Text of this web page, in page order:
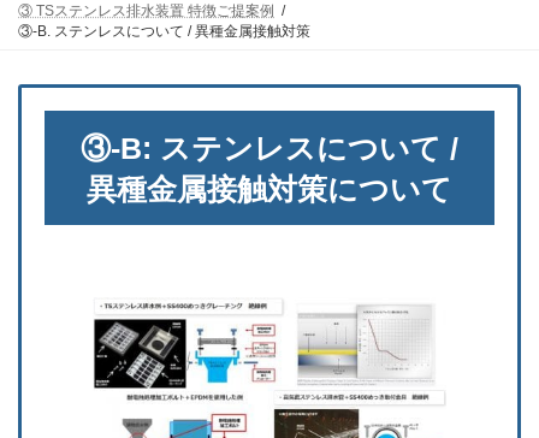
③ TSステンレス排水装置 特徴ご提案例
③-B. ステンレスについて / 異種金属接触対策
③-B: ステンレスについて /
異種金属接触対策について